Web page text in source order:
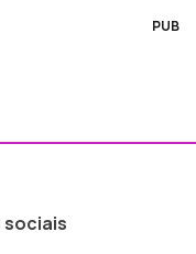
PUB
sociais